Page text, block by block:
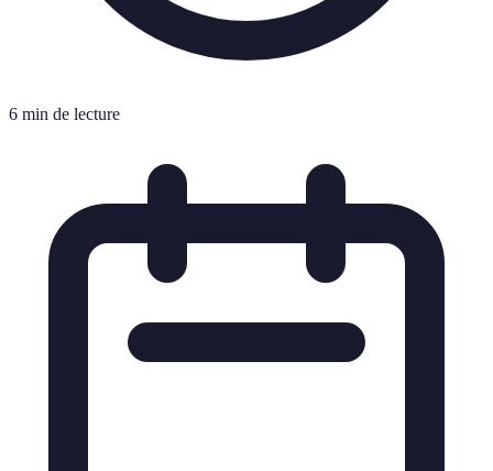
6 min de lecture